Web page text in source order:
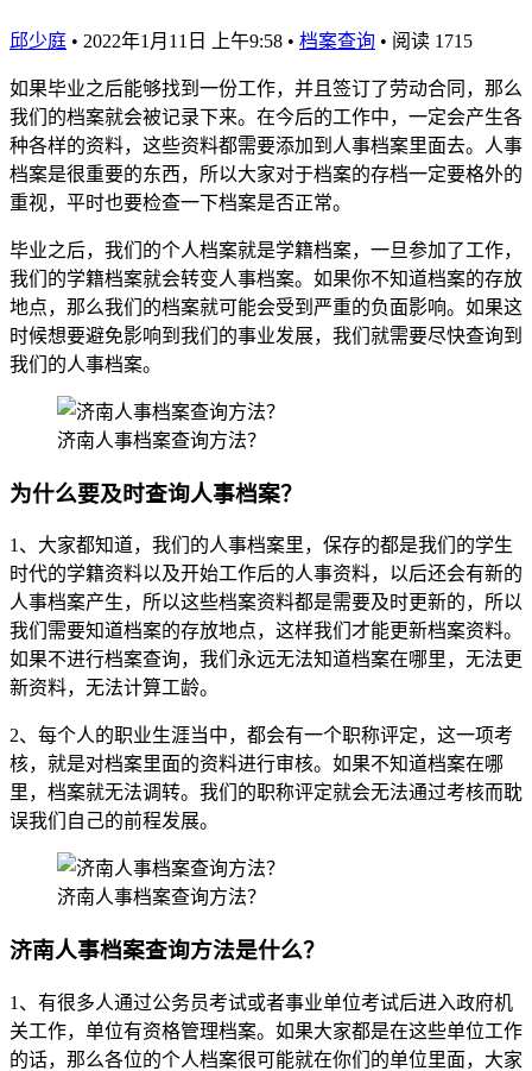
邱少庭 • 2022年1月11日 上午9:58 • 档案查询 • 阅读 1715
如果毕业之后能够找到一份工作，并且签订了劳动合同，那么
我们的档案就会被记录下来。在今后的工作中，一定会产生各
种各样的资料，这些资料都需要添加到人事档案里面去。人事
档案是很重要的东西，所以大家对于档案的存档一定要格外的
重视，平时也要检查一下档案是否正常。
毕业之后，我们的个人档案就是学籍档案，一旦参加了工作，
我们的学籍档案就会转变人事档案。如果你不知道档案的存放
地点，那么我们的档案就可能会受到严重的负面影响。如果这
时候想要避免影响到我们的事业发展，我们就需要尽快查询到
我们的人事档案。
济南人事档案查询方法？
为什么要及时查询人事档案？
1、大家都知道，我们的人事档案里，保存的都是我们的学生
时代的学籍资料以及开始工作后的人事资料，以后还会有新的
人事档案产生，所以这些档案资料都是需要及时更新的，所以
我们需要知道档案的存放地点，这样我们才能更新档案资料。
如果不进行档案查询，我们永远无法知道档案在哪里，无法更
新资料，无法计算工龄。
2、每个人的职业生涯当中，都会有一个职称评定，这一项考
核，就是对档案里面的资料进行审核。如果不知道档案在哪
里，档案就无法调转。我们的职称评定就会无法通过考核而耽
误我们自己的前程发展。
济南人事档案查询方法？
济南人事档案查询方法是什么？
1、有很多人通过公务员考试或者事业单位考试后进入政府机
关工作，单位有资格管理档案。如果大家都是在这些单位工作
的话，那么各位的个人档案很可能就在你们的单位里面，大家